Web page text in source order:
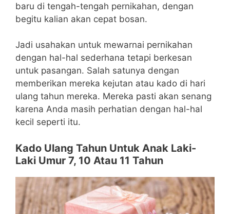
baru di tengah-tengah pernikahan, dengan
begitu kalian akan cepat bosan.
Jadi usahakan untuk mewarnai pernikahan
dengan hal-hal sederhana tetapi berkesan
untuk pasangan. Salah satunya dengan
memberikan mereka kejutan atau kado di hari
ulang tahun mereka. Mereka pasti akan senang
karena Anda masih perhatian dengan hal-hal
kecil seperti itu.
Kado Ulang Tahun Untuk Anak Laki-
Laki Umur 7, 10 Atau 11 Tahun